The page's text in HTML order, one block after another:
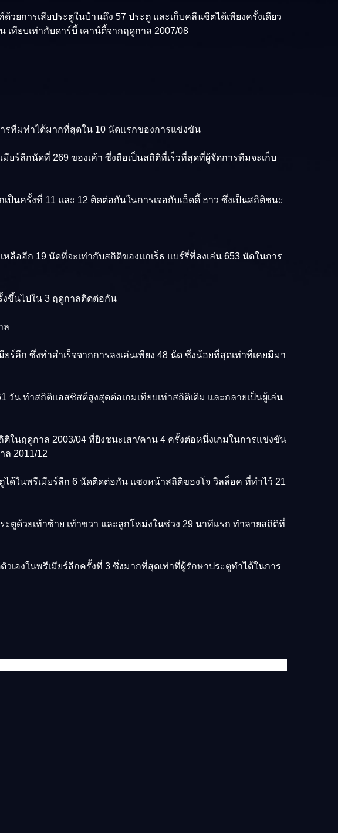
ยการเสียประตูในบ้านถึง 57 ประตู และเก็บคลีนชีตได้เพียงครั้งเดียว
ทียบเท่ากับดาร์บี้ เคาน์ตี้จากฤดูกาล 2007/08
ารทีมทำได้มากที่สุดใน 10 นัดแรกของการแข่งขัน
ยร์ลีกนัดที่ 269 ของเค้า ซึ่งถือเป็นสถิติที่เร็วที่สุดที่ผู้จัดการทีมจะเก็บ
นครั้งที่ 11 และ 12 ติดต่อกันในการเจอกับเอ็ดดี้ ฮาว ซึ่งเป็นสถิติชนะ
ลืออีก 19 นัดที่จะเท่ากับสถิติของแกเร็ธ แบร์รี่ที่ลงเล่น 653 นัดในการ
งขึ้นไปใน 3 ฤดูกาลติดต่อกัน
ล
ลีก ซึ่งทำสำเร็จจากการลงเล่นเพียง 48 นัด ซึ่งน้อยที่สุดเท่าที่เคยมีมา
วัน ทำสถิติแอสซิสต์สูงสุดต่อเกมเทียบเท่าสถิติเดิม และกลายเป็นผู้เล่น
ในฤดูกาล 2003/04 ที่ยิงชนะเสา/คาน 4 ครั้งต่อหนึ่งเกมในการแข่งขัน
ล 2011/12
ด้ในพรีเมียร์ลีก 6 นัดติดต่อกัน แซงหน้าสถิติของโจ วิลล็อค ที่ทำไว้ 21
ะตูด้วยเท้าซ้าย เท้าขวา และลูกโหม่งในช่วง 29 นาทีแรก ทำลายสถิติที่
เองในพรีเมียร์ลีกครั้งที่ 3 ซึ่งมากที่สุดเท่าที่ผู้รักษาประตูทำได้ในการ